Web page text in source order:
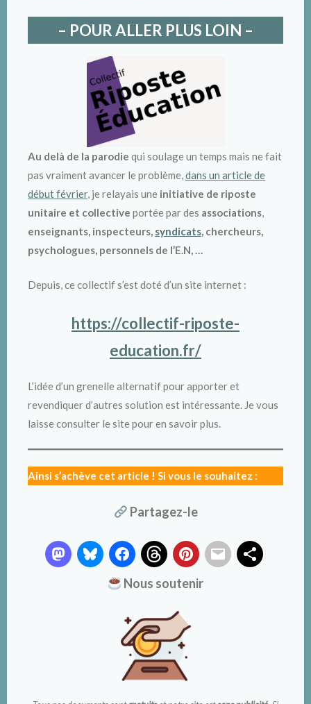
– POUR ALLER PLUS LOIN –
Au delà de la parodie qui soulage un temps mais ne fait
pas vraiment avancer le problème,dans un article de
début février, je relayais une initiative de riposte
unitaire et collective portée par des associations,
enseignants, inspecteurs, syndicats, chercheurs,
psychologues, personnels de l’E.N, …
Depuis, ce collectif s’est doté d’un site internet :
https://collectif-riposte-
education.fr/
L’idée d’un grenelle alternatif pour apporter et
revendiquer d’autres solution est intéressante. Je vous
laisse consulter le site pour en savoir plus.
Ainsi s’achève cet article ! Si vous le souhaitez :
Partagez-le
Nous soutenir